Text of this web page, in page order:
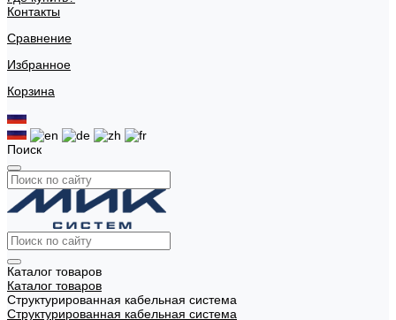
Контакты
Сравнение
Избранное
Корзина
Поиск
Каталог товаров
Каталог товаров
Структурированная кабельная система
Структурированная кабельная система